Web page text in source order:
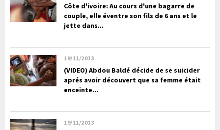
Côte d'ivoire: Au cours d'une bagarre de
couple, elle éventre son fils de 6 ans et le
jette dans...
19/11/2013
(VIDEO) Abdou Baldé décide de se suicider
aprés avoir découvert que sa femme était
enceinte...
19/11/2013